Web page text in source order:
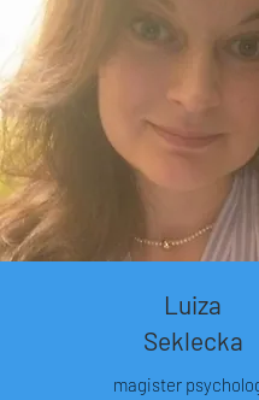
Luiza
Seklecka
magister